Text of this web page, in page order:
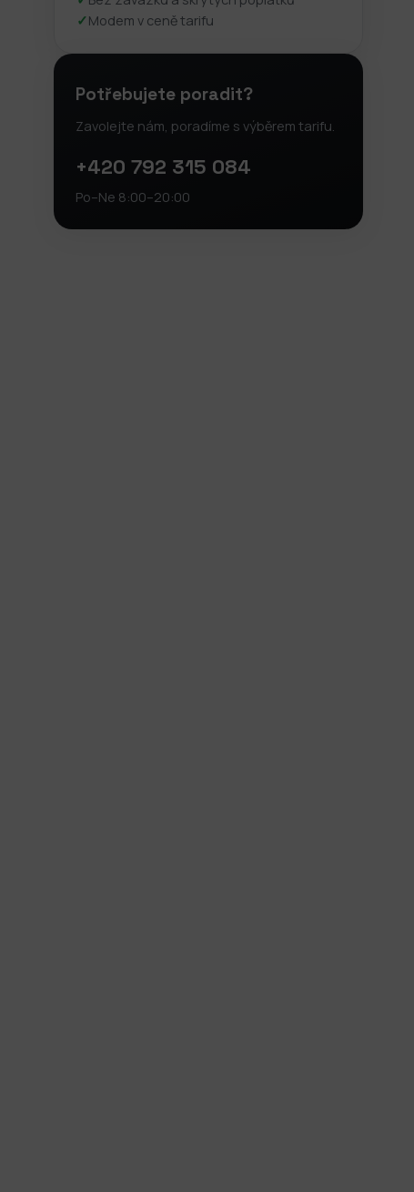
✓Modem v ceně tarifu
Potřebujete poradit?
Zavolejte nám, poradíme s výběrem tarifu.
+420 792 315 084
Po–Ne 8:00–20:00